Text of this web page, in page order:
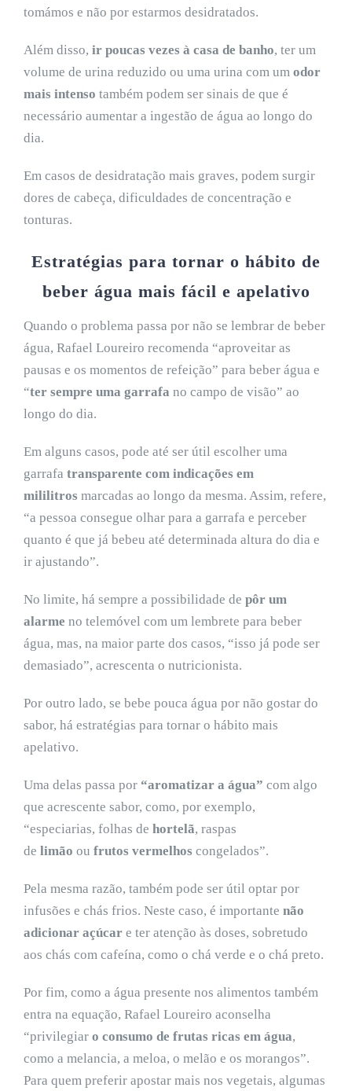
tomámos e não por estarmos desidratados.
Além disso, ir poucas vezes à casa de banho, ter um
volume de urina reduzido ou uma urina com um odor
mais intenso também podem ser sinais de que é
necessário aumentar a ingestão de água ao longo do
dia.
Em casos de desidratação mais graves, podem surgir
dores de cabeça, dificuldades de concentração e
tonturas.
Estratégias para tornar o hábito de
beber água mais fácil e apelativo
Quando o problema passa por não se lembrar de beber
água, Rafael Loureiro recomenda “aproveitar as
pausas e os momentos de refeição” para beber água e
“ter sempre uma garrafa no campo de visão” ao
longo do dia.
Em alguns casos, pode até ser útil escolher uma
garrafa transparente com indicações em
mililitros marcadas ao longo da mesma. Assim, refere,
“a pessoa consegue olhar para a garrafa e perceber
quanto é que já bebeu até determinada altura do dia e
ir ajustando”.
No limite, há sempre a possibilidade de pôr um
alarme no telemóvel com um lembrete para beber
água, mas, na maior parte dos casos, “isso já pode ser
demasiado”, acrescenta o nutricionista.
Por outro lado, se bebe pouca água por não gostar do
sabor, há estratégias para tornar o hábito mais
apelativo.
Uma delas passa por “aromatizar a água” com algo
que acrescente sabor, como, por exemplo,
“especiarias, folhas de hortelã, raspas
de limão ou frutos vermelhos congelados”.
Pela mesma razão, também pode ser útil optar por
infusões e chás frios. Neste caso, é importante não
adicionar açúcar e ter atenção às doses, sobretudo
aos chás com cafeína, como o chá verde e o chá preto.
Por fim, como a água presente nos alimentos também
entra na equação, Rafael Loureiro aconselha
“privilegiar o consumo de frutas ricas em água,
como a melancia, a meloa, o melão e os morangos”.
Para quem preferir apostar mais nos vegetais, algumas